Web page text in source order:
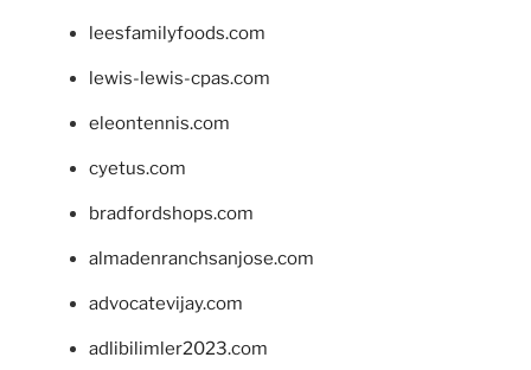
leesfamilyfoods.com
lewis-lewis-cpas.com
eleontennis.com
cyetus.com
bradfordshops.com
almadenranchsanjose.com
advocatevijay.com
adlibilimler2023.com